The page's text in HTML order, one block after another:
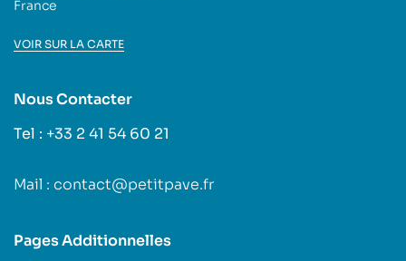
France
VOIR SUR LA CARTE
Nous Contacter
Tel : +33 2 41 54 60 21
Mail : contact@petitpave.fr
Pages Additionnelles